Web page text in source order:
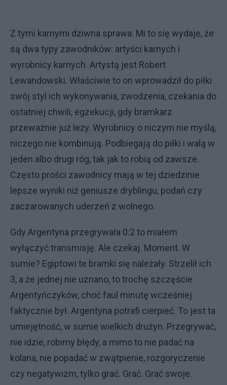
Z tymi karnymi dziwna sprawa. Mi to się wydaje, że
są dwa typy zawodników: artyści karnych i
wyrobnicy karnych. Artystą jest Robert
Lewandowski. Właściwie to on wprowadził do piłki
swój styl ich wykonywania, zwodzenia, czekania do
ostatniej chwili, egzekucji, gdy bramkarz
przeważnie już leży. Wyrobnicy o niczym nie myślą,
niczego nie kombinują. Podbiegają do piłki i walą w
jeden albo drugi róg, tak jak to robią od zawsze.
Często prości zawodnicy mają w tej dziedzinie
lepsze wyniki niż geniusze dryblingu, podań czy
zaczarowanych uderzeń z wolnego.
Gdy Argentyna przegrywała 0:2 to miałem
wyłączyć transmisję. Ale czekaj. Moment. W
sumie? Egiptowi te bramki się należały. Strzelił ich
3, a że jednej nie uznano, to trochę szczęście
Argentyńczyków, choć faul minutę wcześniej
faktycznie był. Argentyna potrafi cierpieć. To jest ta
umiejętność, w sumie wielkich drużyn. Przegrywać,
nie idzie, robimy błędy, a mimo to nie padać na
kolana, nie popadać w zwątpienie, rozgoryczenie
czy negatywizm, tylko grać. Grać. Grać swoje.